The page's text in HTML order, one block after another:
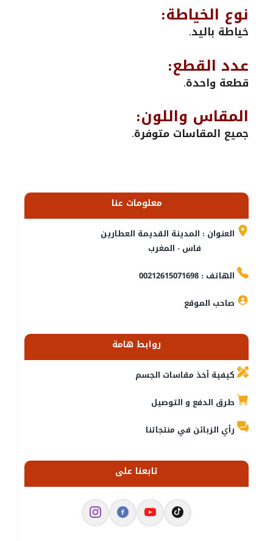
نوع الخياطة:
خياطة باليد.
عدد القطع:
قطعة واحدة.
المقاس واللون:
جميع المقاسات متوفرة.
معلومات عنا
العنوان : المدينة القديمة العطارين
فاس - المغرب
الهاتف : 00212615071698
صاحب الموقع
روابط هامة
كيفية أخذ مقاسات الجسم
طرق الدفع و التوصيل
رأي الزبائن في منتجاتنا
تابعنا على